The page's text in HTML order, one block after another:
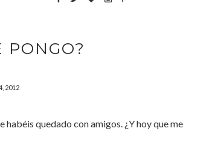
PONGO?
2012
habéis quedado con amigos. ¿Y hoy que me